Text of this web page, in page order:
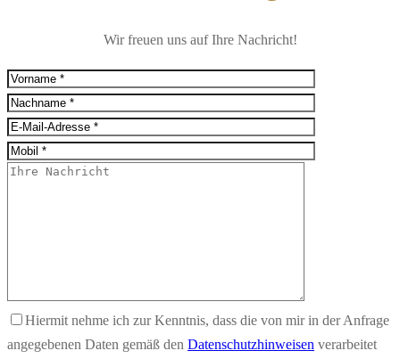
Wir freuen uns auf Ihre Nachricht!
Hiermit nehme ich zur Kenntnis, dass die von mir in der Anfrage
angegebenen Daten gemäß den Datenschutzhinweisen verarbeitet